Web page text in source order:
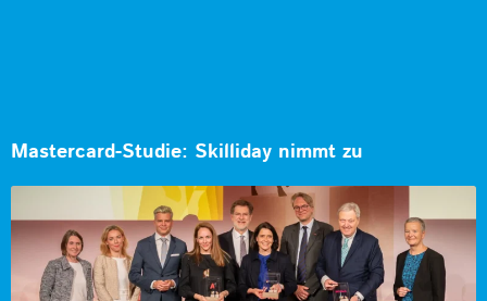
Mastercard-Studie: Skilliday nimmt zu